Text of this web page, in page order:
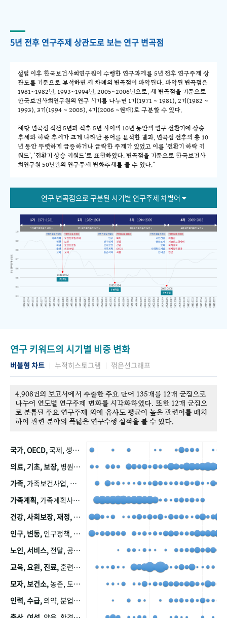
5년 전후 연구주제 상관도로 보는 연구 변곡점
설립 이후 한국보건사회연구원이 수행한 연구과제를 5년 전후 연구주제 상
관도를 기준으로 분석하면 세 차례의 변곡점이 파악된다. 파악된 변곡점은
1981~1982년, 1993~1994년, 2005~2006년으로, 세 변곡점을 기준으로
한국보건사회연구원의 연구 시기를 나누면 1기(1971 ~ 1981), 2기(1982 ~
1993), 3기(1994 ~ 2005), 4기(2006 ~현재)로 구분할 수 있다.
해당 변곡점 직전 5년과 직후 5년 사이의 10년 동안의 연구 전환기에 상승
추세와 하락 추세가 크게 나타난 용어를 분석한 결과, 변곡점 전후의 총 10
년 동안 뚜렷하게 급증하거나 급락한 주제가 있었고 이를 '전환기 하락 키
워드', '전환기 상승 키워드'로 표현하였다. 변곡점을 기준으로 한국보건사
회연구원 50년간의 연구주제 변화추세를 볼 수 있다."
연구 변곡점으로 구분된 시기별 연구주제 차별어
연구 키워드의 시기별 비중 변화
버블형 차트 누적히스토그램 꺾은선그래프
4,908건의 보고서에서 추출한 주요 단어 135개를 12개 군집으로
나누어 연도별 연구주제 변화를 시각화하였다. 또한 12개 군집으
로 분류된 주요 연구주제 외에 유사도 평균이 높은 관련어를 배치
하여 관련 분야의 폭넓은 연구수행 실적을 볼 수 있다.
국가, OECD,국제, 생산, 아시아, 태평양, 태평양지역, 참가
의료, 기초, 보장, 병원, 가정, 연금, 연계, 공적, 일본, 생활, 국민기초생활보장제도, 국민연금, 기금, 저소득층, 근로, 자활, 급여, 환자, 의료비, 모니터링, 한국복지패널, 소득, 지표, 빈곤, 노후, 장애인
가족, 가족보건사업, 산업, 친화, 전국, 출산력
가족계획, 가족계획사업, 가족계획사업평가, 한국가족계획사업, 피임, 보급, 부인, 자궁, 피임약
건강, 사회보장, 재정,
인구, 변동, 인구정책, 저출산, 고령사회, 고령화, 이동, 남북한, 지방자치단체, 컨설팅, 복지정책평가, 집, 사회개발
노인, 서비스, 전달, 공공, 보육, 수요, 공급, 사회서비스, 데이터, 보호, 요양, 아동, 예방, 청소년, 효율, 자원
교육, 요원, 진료,훈련, 보건요원, 마을, 마을건강사업, 보조원, 진료원, 보건진료원, 보건진료원교재
모자, 보건소,농촌, 도시, 금연, 농촌지역, 모자보건사업
인력, 수급,의약, 분업, 식품, 의약품, 의사, 안전